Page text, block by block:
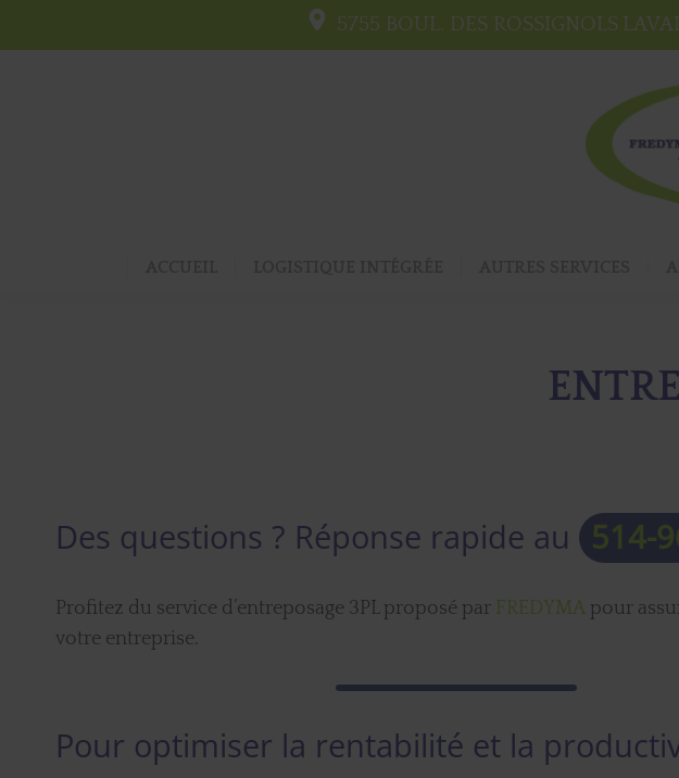
5755 BOUL. DES ROSSIGNOLS
Des questions ? Réponse rapide au 514-
Profitez du service d’entreposage 3PL proposé par FREDYMA pour
votre entreprise.
Pour optimiser la rentabilité et la